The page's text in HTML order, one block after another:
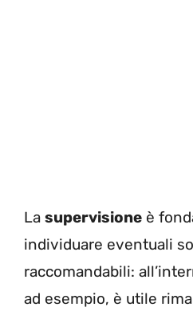
La supervisione è
individuare eventuali
raccomandabili:
ad esempio, è utile